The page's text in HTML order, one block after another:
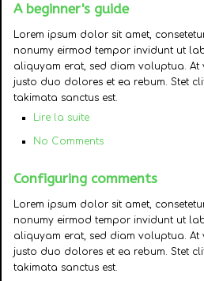
A beginner's guide
Lorem ipsum dolor sit amet,
nonumy eirmod tempor invidunt ut
aliquyam erat, sed diam voluptua. At
justo duo dolores et ea rebum. Stet
takimata sanctus est.
Lire la suite
No Comments
Configuring comments
Lorem ipsum dolor sit amet,
nonumy eirmod tempor invidunt ut
aliquyam erat, sed diam voluptua. At
justo duo dolores et ea rebum. Stet
takimata sanctus est.